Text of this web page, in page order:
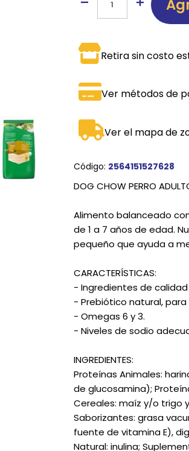
Retira sin costo
Ver métodos de
Ver el mapa de
Código: 2564151527628
DOG CHOW PERRO
Alimento balanceado
de 1 a 7 años de edad.
pequeño que ayuda a
CARACTERÍSTICAS:
- Ingredientes de
- Prebiótico natural,
- Omegas 6 y 3.
- Niveles de sodio
INGREDIENTES:
Proteínas Animales:
de glucosamina);
Cereales: maíz y/o trigo
Saborizantes: grasa
fuente de vitamina E),
Natural: inulina;